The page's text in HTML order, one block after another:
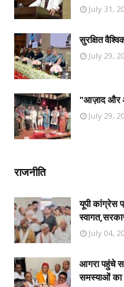
July 31,
सुरक्षित
July 29,
"आज़ाद और
July 29,
राजनीति
यूपी कांग्रेस
July 04,
आगरा पहुंचे
समस्याओं का